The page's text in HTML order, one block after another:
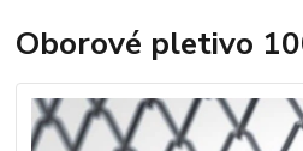
Oborové pletivo